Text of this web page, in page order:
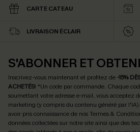
CARTE CATEAU
LIVRAISON ÉCLAIR
S'ABONNER ET
Inscrivez-vous maintenant et profitez de -15%
ACHETÉS! *Un code par commande. Chaque
soumettant votre adresse e-mail, vous acceptez
marketing (y compris du contenu généré par
avoir pris connaissance de nosTermes &
données collectées sur notre site ainsi que des